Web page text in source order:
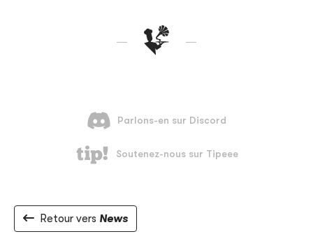
Retour vers News